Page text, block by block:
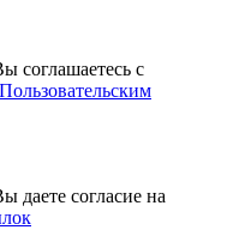
соглашаетесь с
Пользовательским
даете согласие на